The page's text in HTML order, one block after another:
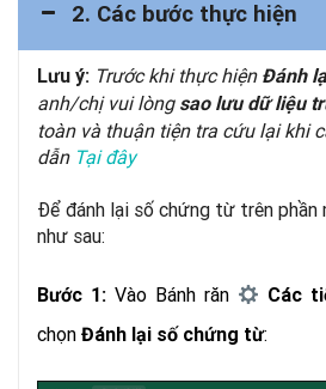
2. Các bước thực hiện
Lưu ý: Trước khi thực hiện Đánh
anh/chị vui lòng sao lưu dữ liệu
toàn và thuận tiện tra cứu lại khi
dẫn Tại đây
Để đánh lại số chứng từ trên phần
như sau:
Bước 1:Vào Bánh răn Các
chọn Đánh lại số chứng từ: